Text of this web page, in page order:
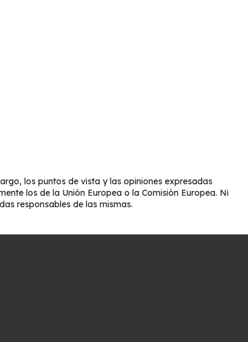
los puntos de vista y las opiniones expresadas
los de la Unión Europea o la Comisión Europea. Ni
responsables de las mismas.